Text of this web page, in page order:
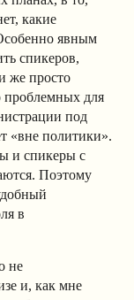
какие
явным
спикеров,
же просто
для
под
«вне политики».
и спикеры с
Поэтому
в
не
и, как мне